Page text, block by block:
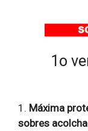
1o
1. Máxima
sobres